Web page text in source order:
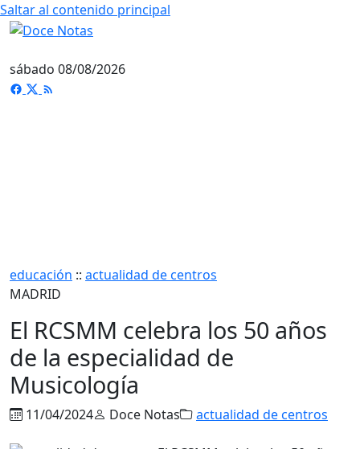
Saltar al contenido principal
sábado 08/08/2026
educación :: actualidad de centros
MADRID
El RCSMM celebra los 50 años
de la especialidad de
Musicología
11/04/2024 Doce Notas actualidad de centros